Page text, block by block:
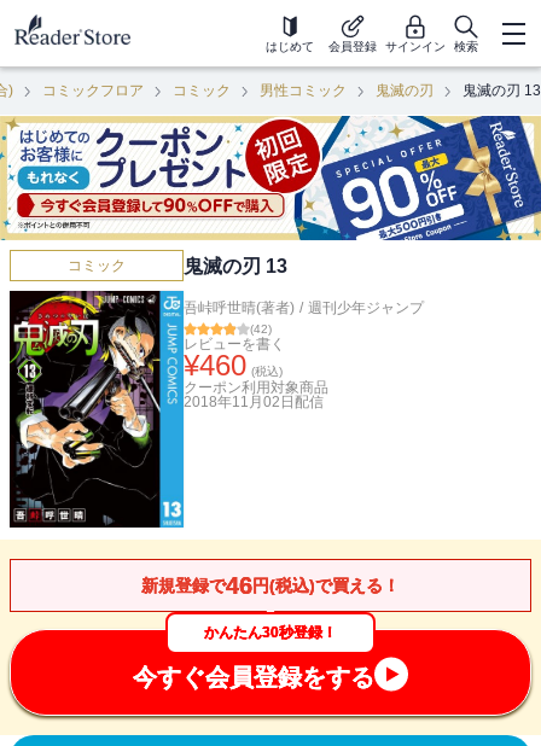
はじめて 会員登録 サインイン 検索
) コミックフロア コミック 男性コミック 鬼滅の刃 鬼滅の刃 13
コミック 鬼滅の刃 13
吾峠呼世晴(著者) / 週刊少年ジャンプ
(42)
レビューを書く
¥460 (税込)
クーポン利用対象商品
2018年11月02日 配信
新規登録で46円(税込)で買える！
かんたん30秒登録！
今すぐ会員登録をする